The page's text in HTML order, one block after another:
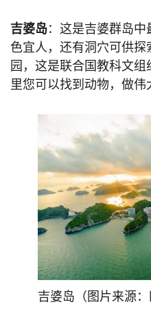
吉婆岛：这是吉婆群岛
色宜人，还有洞穴可供
园，这是联合国教科文
里您可以找到动物，做伟
吉婆岛（图片来源：